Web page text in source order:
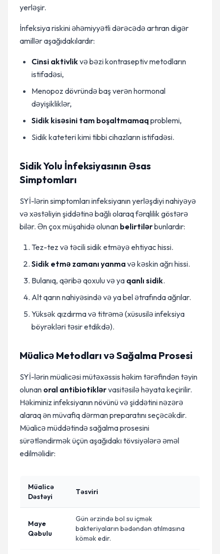
yerləşir.
İnfeksiya riskini əhəmiyyətli dərəcədə artıran digər
amillər aşağıdakılardır:
Cinsi aktivlikvə bəzi kontraseptiv metodların
istifadəsi,
Menopoz dövründə baş verən hormonal
dəyişikliklər,
Sidik kisəsini tam boşaltmamaqproblemi,
Sidik kateteri kimi tibbi cihazların istifadəsi.
Sidik Yolu İnfeksiyasının Əsas
Simptomları
SYİ-lərin simptomları infeksiyanın yerləşdiyi nahiyəyə
və xəstəliyin şiddətinə bağlı olaraq fərqlilik göstərə
bilər. Ən çox müşahidə olunan belirtilərbunlardır:
Tez-tez və təcili sidik etməyə ehtiyac hissi.
Sidik etmə zamanı yanmavə kəskin ağrı hissi.
Bulanıq, qəribə qoxulu və ya qanlı sidik.
Alt qarın nahiyəsində və ya bel ətrafında ağrılar.
Yüksək qızdırma və titrəmə (xüsusilə infeksiya
böyrəkləri təsir etdikdə).
Müalicə Metodları və Sağalma Prosesi
SYİ-lərin müalicəsi mütəxəssis həkim tərəfindən təyin
olunan oral antibiotiklərvasitəsilə həyata keçirilir.
Həkiminiz infeksiyanın növünü və şiddətini nəzərə
alaraq ən müvafiq dərman preparatını seçəcəkdir.
Müalicə müddətində sağalma prosesini
sürətləndirmək üçün aşağıdakı tövsiyələrə əməl
edilməlidir:
Müalicə
Dəstəyi
Təsviri
Maye
Qəbulu
Gün ərzində bol su içmək
bakteriyaların bədəndən atılmasına
kömək edir.